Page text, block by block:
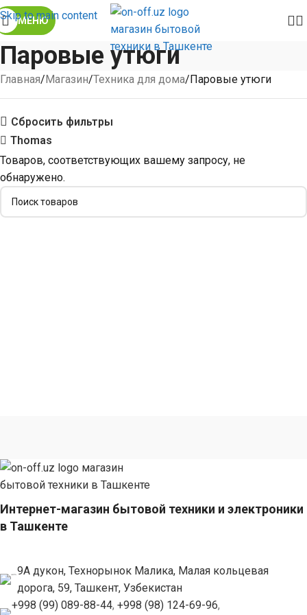
Skip to main content
МЕНЮ
Паровые утюги
Главная Магазин Техника для дома Паровые утюги
Сбросить фильтры
Thomas
Товаров, соответствующих вашему запросу, не
обнаружено.
Интернет-магазин бытовой техники и электроники
в Ташкенте
9А дукон, Технорынок Малика, Малая кольцевая
дорога, 59, Ташкент, Узбекистан
+998 (99) 089-88-44, +998 (98) 124-69-96,